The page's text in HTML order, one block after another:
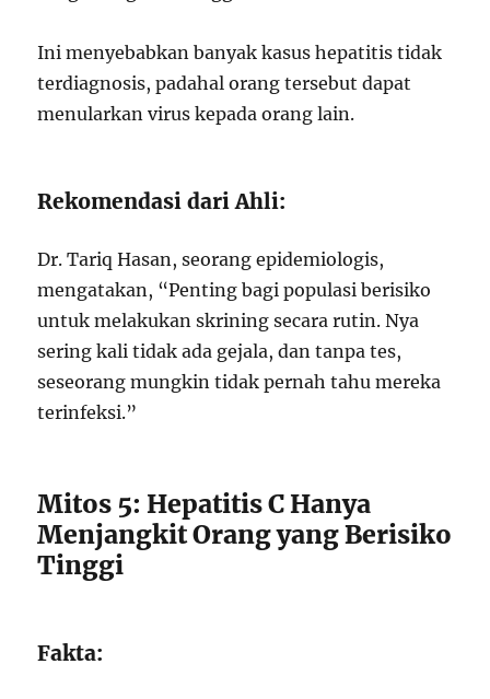
Ini menyebabkan banyak kasus hepatitis tidak
terdiagnosis, padahal orang tersebut dapat
menularkan virus kepada orang lain.
Rekomendasi dari Ahli:
Dr. Tariq Hasan, seorang epidemiologis,
mengatakan, “Penting bagi populasi berisiko
untuk melakukan skrining secara rutin. Nya
sering kali tidak ada gejala, dan tanpa tes,
seseorang mungkin tidak pernah tahu mereka
terinfeksi.”
Mitos 5: Hepatitis C Hanya
Menjangkit Orang yang Berisiko
Tinggi
Fakta: